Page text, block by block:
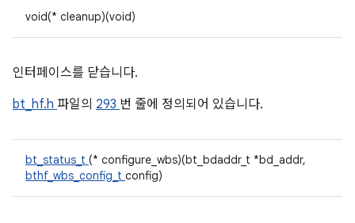
void(* cleanup)(void)
인터페이스를 닫습니다.
bt_hf.h 파일의 293 번 줄에 정의되어 있습니다.
bt_status_t (* configure_wbs)(bt_bdaddr_t *bd_addr,
bthf_wbs_config_t config)